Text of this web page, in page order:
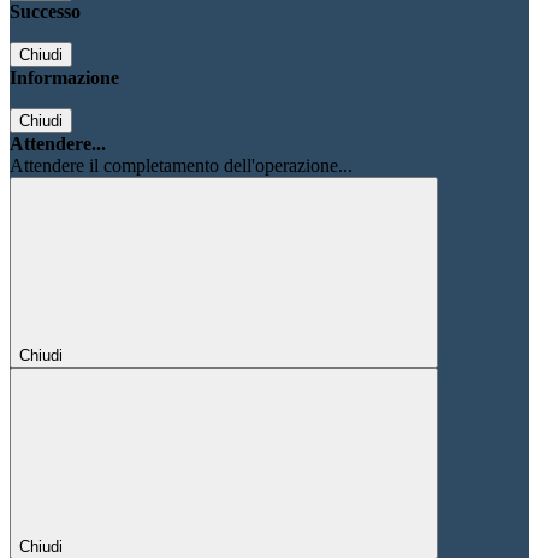
Successo
Chiudi
Informazione
Chiudi
Attendere...
Attendere il completamento dell'operazione...
Chiudi
Chiudi